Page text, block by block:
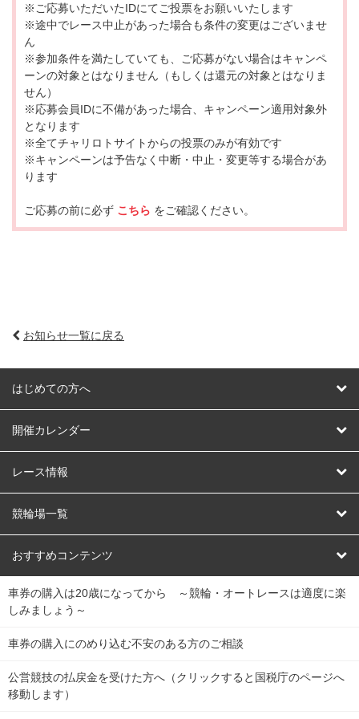
※ご応募いただいたIDにてご投票をお願いいたします
※途中でレース中止があった場合も条件の変更はございませ
ん
※参加条件を満たしていても、ご応募がない場合はキャンペ
ーンの対象とはなりません（もしくは還元の対象とはなりま
せん）
※応募会員IDに不備があった場合、キャンペーン適用対象外
となります
※全てチャリロトサイトからの投票のみが有効です
※キャンペーンは予告なく中断・中止・変更等する場合があ
ります
ご応募の前に必ず こちら をご確認ください。
お知らせ一覧に戻る
はじめての方へ
はじめての方へ
開催カレンダー
競輪
オートレース
競輪くじ
Dokanto!
チャリロトプラザ
レース情報
レース予想
レース結果
キャリーオーバー一覧
競輪場一覧
北日本 函館競輪場
関
東
弥彦競輪場 前橋競輪場 取手競輪場 宇都宮競輪場
関
東
小田原競輪場
おすすめコンテンツ
競輪選手情報
Perfecta Navi
netkeirin
車券の購入は20歳になってから ～競輪・オートレースは適度に楽
しみましょう～
車券の購入にのめり込む不安のある方のご相談
公営競技の払戻金を受けた方へ（クリックすると国税庁のページへ
移動します）